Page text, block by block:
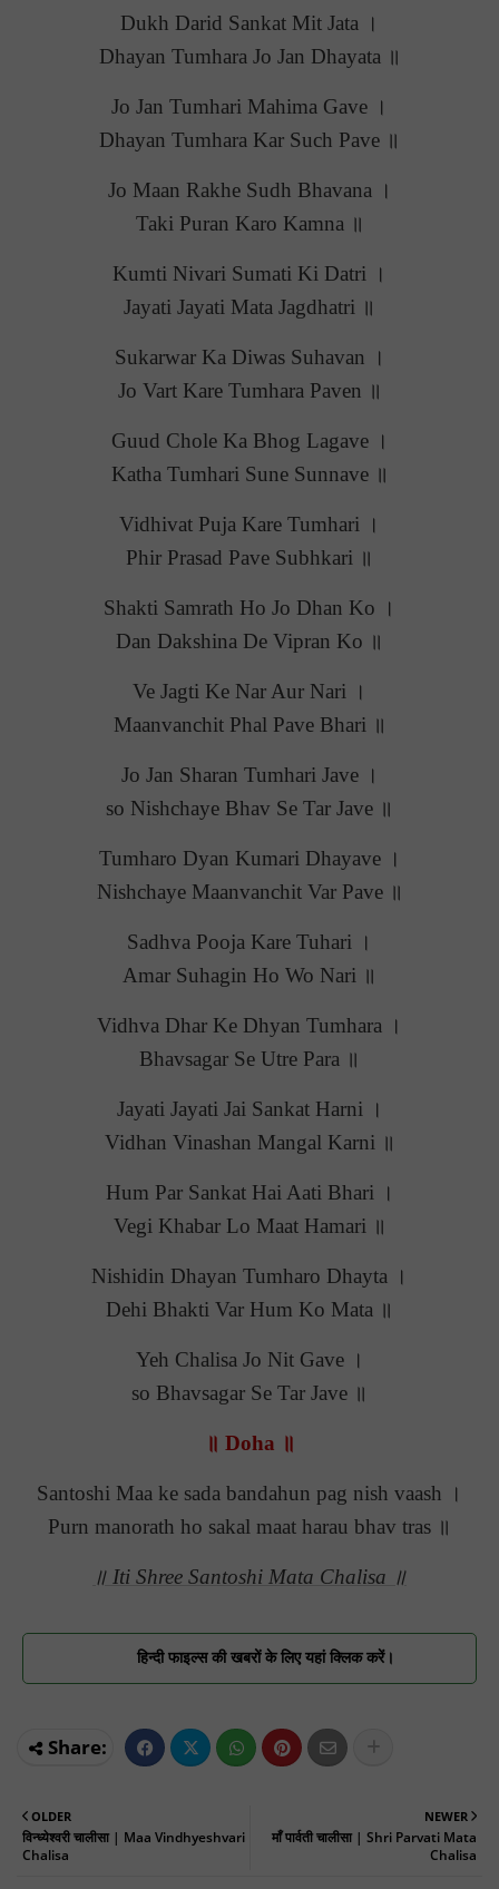
Dukh Darid Sankat Mit Jata ।
Dhayan Tumhara Jo Jan Dhayata ॥
Jo Jan Tumhari Mahima Gave ।
Dhayan Tumhara Kar Such Pave ॥
Jo Maan Rakhe Sudh Bhavana ।
Taki Puran Karo Kamna ॥
Kumti Nivari Sumati Ki Datri ।
Jayati Jayati Mata Jagdhatri ॥
Sukarwar Ka Diwas Suhavan ।
Jo Vart Kare Tumhara Paven ॥
Guud Chole Ka Bhog Lagave ।
Katha Tumhari Sune Sunnave ॥
Vidhivat Puja Kare Tumhari ।
Phir Prasad Pave Subhkari ॥
Shakti Samrath Ho Jo Dhan Ko ।
Dan Dakshina De Vipran Ko ॥
Ve Jagti Ke Nar Aur Nari ।
Maanvanchit Phal Pave Bhari ॥
Jo Jan Sharan Tumhari Jave ।
so Nishchaye Bhav Se Tar Jave ॥
Tumharo Dyan Kumari Dhayave ।
Nishchaye Maanvanchit Var Pave ॥
Sadhva Pooja Kare Tuhari ।
Amar Suhagin Ho Wo Nari ॥
Vidhva Dhar Ke Dhyan Tumhara ।
Bhavsagar Se Utre Para ॥
Jayati Jayati Jai Sankat Harni ।
Vidhan Vinashan Mangal Karni ॥
Hum Par Sankat Hai Aati Bhari ।
Vegi Khabar Lo Maat Hamari ॥
Nishidin Dhayan Tumharo Dhayta ।
Dehi Bhakti Var Hum Ko Mata ॥
Yeh Chalisa Jo Nit Gave ।
so Bhavsagar Se Tar Jave ॥
॥ Doha ॥
Santoshi Maa ke sada bandahun pag nish vaash ।
Purn manorath ho sakal maat harau bhav tras ॥
॥ Iti Shree Santoshi Mata Chalisa ॥
हिन्दी फाइल्स की खबरों के लिए यहां क्लिक करें।
NEWER
माँ पार्वती चालीसा | Shri Parvati Mata
Chalisa
OLDER
विन्ध्येश्वरी चालीसा | Maa Vindhyeshvari
Chalisa